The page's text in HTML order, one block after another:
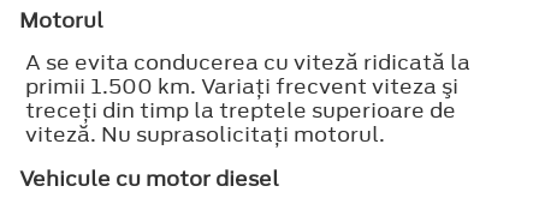
Motorul
A se evita conducerea cu viteză ridicată la
primii 1.500 km. Variaţi frecvent viteza şi
treceţi din timp la treptele superioare de
viteză. Nu suprasolicitaţi motorul.
Vehicule cu motor diesel